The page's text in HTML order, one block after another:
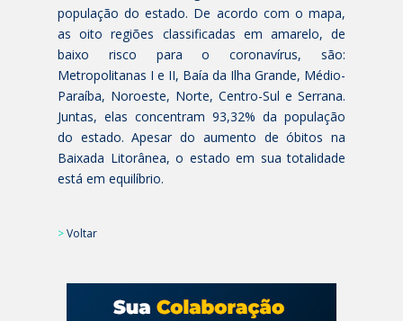
população do estado. De acordo com o mapa,
as oito regiões classificadas em amarelo, de
baixo risco para o coronavírus, são:
Metropolitanas I e II, Baía da Ilha Grande, Médio-
Paraíba, Noroeste, Norte, Centro-Sul e Serrana.
Juntas, elas concentram 93,32% da população
do estado. Apesar do aumento de óbitos na
Baixada Litorânea, o estado em sua totalidade
está em equilíbrio.
>Voltar